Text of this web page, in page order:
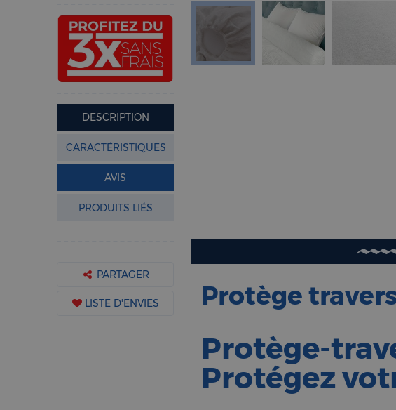
DESCRIPTION
CARACTÉRISTIQUES
AVIS
PRODUITS LIÉS
PARTAGER
LISTE D'ENVIES Protège
Protège-
Protégez